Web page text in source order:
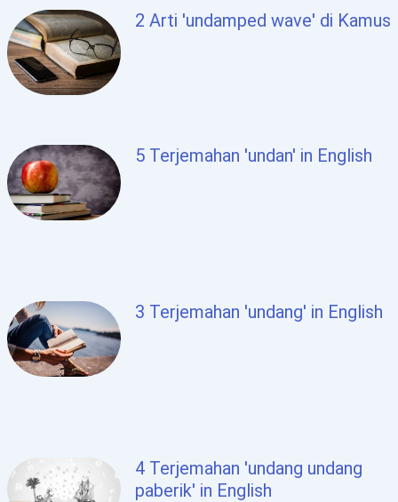
2 Arti 'undamped wave' di Kamus
5 Terjemahan 'undan' in English
3 Terjemahan 'undang' in English
4 Terjemahan 'undang undang
paberik' in English